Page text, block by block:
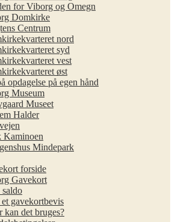
for Viborg og Omegn
Domkirke
Centrum
nord
syd
vest
øst
opdagelse på egen hånd
Museum
Museet
Halder
Kaminoen
Mindepark
forside
Gavekort
gavekortbevis
kan det bruges?